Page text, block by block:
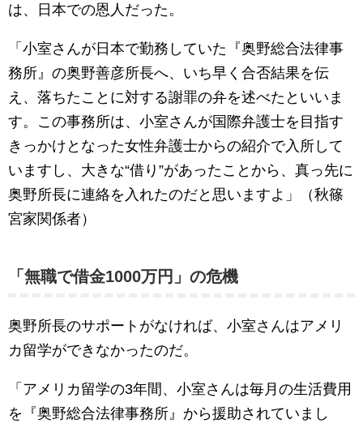
は、日本での恩人だった。
「小室さんが日本で勤務していた『奥野総合法律事
務所』の奥野善彦所長へ、いち早く合否結果を伝
え、落ちたことに対する謝罪の弁を述べたといいま
す。この事務所は、小室さんが国際弁護士を目指す
きっかけとなった女性弁護士からの紹介で入所して
いますし、大きな“借り”があったことから、真っ先に
奥野所長に連絡を入れたのだと思いますよ」（秋篠
宮家関係者）
「無職で借金1000万円」の危機
奥野所長のサポートがなければ、小室さんはアメリ
カ留学ができなかったのだ。
「アメリカ留学の3年間、小室さんは毎月の生活費用
を『奥野総合法律事務所』から援助されていまし